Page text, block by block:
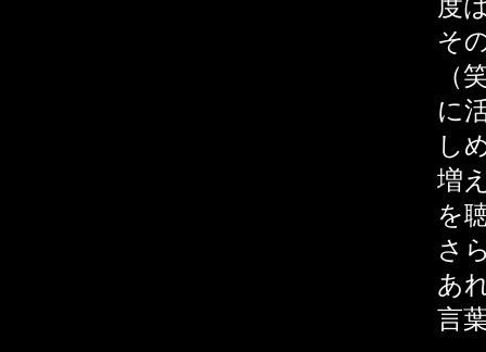
度
そ
（
に
し
増
を
さ
あ
言